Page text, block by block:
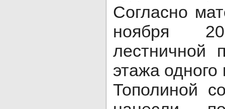
Согласно
ноября
лестничной
этажа
Тополиной